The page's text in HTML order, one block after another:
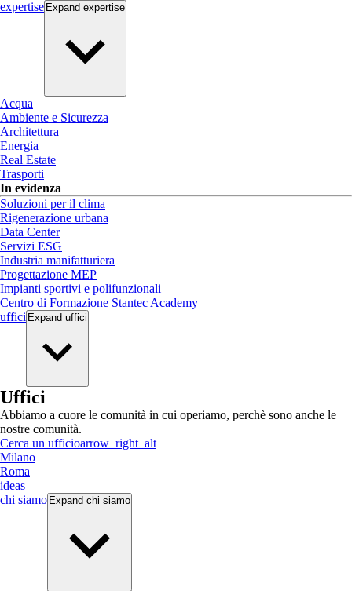
expertise Expand expertise
Acqua
Ambiente e Sicurezza
Architettura
Energia
Real Estate
Trasporti
In evidenza
Soluzioni per il clima
Rigenerazione urbana
Data Center
Servizi ESG
Industria manifatturiera
Progettazione MEP
Impianti sportivi e polifunzionali
Centro di Formazione Stantec Academy
uffici Expand uffici
Uffici
Abbiamo a cuore le comunità in cui operiamo, perchè sono anche le
nostre comunità.
Cerca un ufficioarrow_right_alt
Milano
Roma
ideas
chi siamo Expand chi siamo